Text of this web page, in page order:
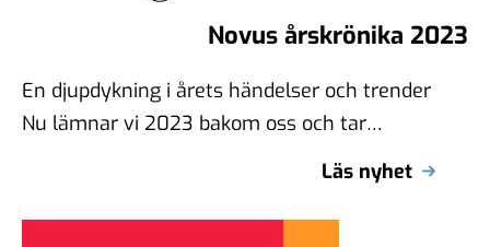
Novus årskrönika 2023
En djupdykning i årets händelser och trender
Nu lämnar vi 2023 bakom oss och tar
Läs nyhet